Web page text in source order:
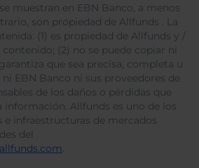
muestran en EBN Banco, a menos
son propiedad de Allfunds . La
(1) es propiedad de Allfunds y /
(2) no se puede copiar ni
que sea precisa, completa u
EBN Banco ni sus proveedores de
de los daños o pérdidas que
información. Allfunds es uno de los
e infraestructuras de mercados
del
.